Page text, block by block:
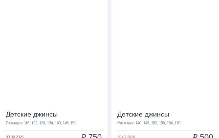
Детские джинсы
Размеры: 116, 122, 128, 134, 140, 146, 152
Детские джинсы
Размеры: 140, 146, 152, 158, 164, 170